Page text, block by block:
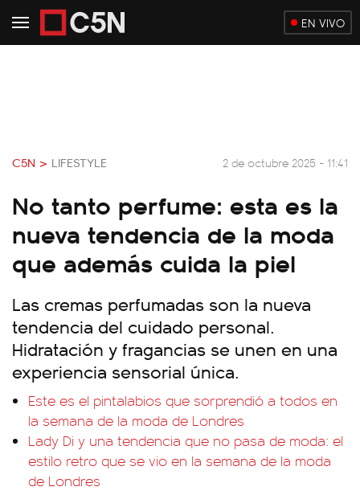
EN VIVO
C5N > LIFESTYLE 2 de octubre 2025 - 11:41
No tanto perfume: esta es la
nueva tendencia de la moda
que además cuida la piel
Las cremas perfumadas son la nueva
tendencia del cuidado personal.
Hidratación y fragancias se unen en una
experiencia sensorial única.
Este es el pintalabios que sorprendió a todos en
la semana de la moda de Londres
Lady Di y una tendencia que no pasa de moda: el
estilo retro que se vio en la semana de la moda
de Londres